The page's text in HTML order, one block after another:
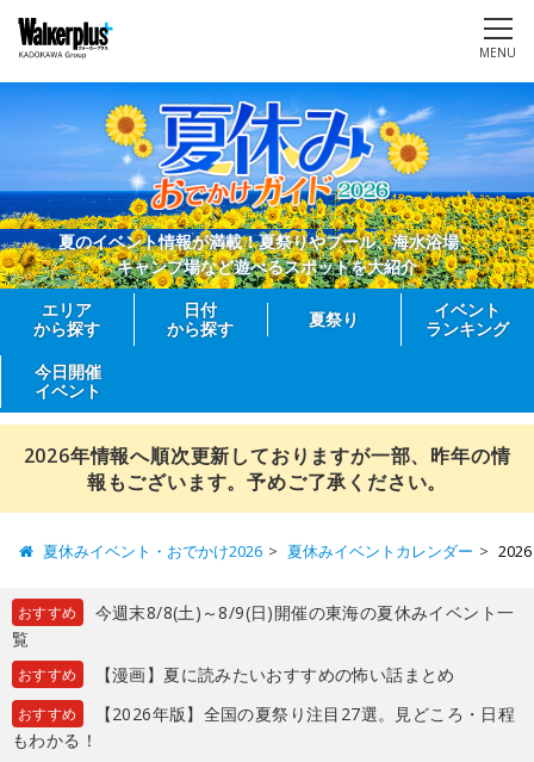
MENU
夏のイベント情報が満載！夏祭りやプール、海水浴場、
キャンプ場など遊べるスポットを大紹介
エリア
から探す
日付
から探す
夏祭り
イベント
ランキング
今日開催
イベント
2026年情報へ順次更新しておりますが一部、昨年の情
報もございます。予めご了承ください。
夏休みイベント・おでかけ2026 夏休みイベントカレンダー
おすすめ
今週末8/8(土)～8/9(日)開催の東海の夏休みイベント一
覧
おすすめ 【漫画】夏に読みたいおすすめの怖い話まとめ
おすすめ
【2026年版】全国の夏祭り注目27選。見どころ・日程
もわかる！